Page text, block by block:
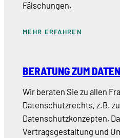
Fälschungen.
MEHR ERFAHREN
BERATUNG ZUM
Wir beraten Sie zu allen
Datenschutzrechts, z.B. zu
Datenschutzkonzepten,
Vertragsgestaltung und